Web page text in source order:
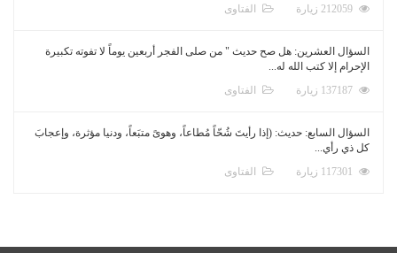
الفتاوى
السؤال العشرين: هل صح حديث " من صلى الفجر أربعين يوماً لا تفوته تكبيرة
الإحرام إلا كتب الله له...
الفتاوى
السؤال السابع: حديث: (إذا رأيتَ شُحّاً مُطاعاً، وهوىً متبَعاً، ودنيا مؤثرة، وإعجابَ
كل ذي رأي...
الفتاوى